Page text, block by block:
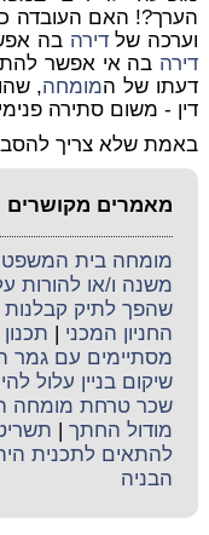
הערך?! האם העובדה
וערכה שלדירה בה
דירה בה אי אפשר
דעתו של המומחה,
דין - משום סתירה
באמת שלא צריך
מאמרים מקושרים
מומחה בית המשפט
משנה ו/או להורות
שהפך לתיק
החניון המכני
מסתיימים עם גמר
שיקום בניין עלול
שכר טרחת מומחה
מודול החתך
להתאים לתכנית
הבניה